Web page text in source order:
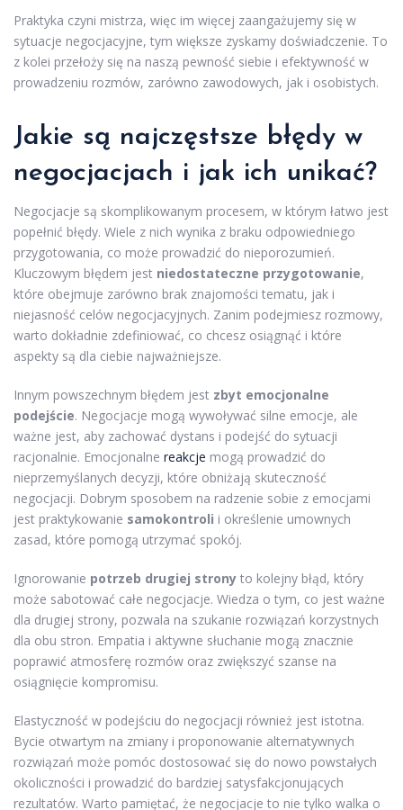
Praktyka czyni mistrza, więc im więcej zaangażujemy się w
sytuacje negocjacyjne, tym większe zyskamy doświadczenie. To
z kolei przełoży się na naszą pewność siebie i efektywność w
prowadzeniu rozmów, zarówno zawodowych, jak i osobistych.
Jakie są najczęstsze błędy w
negocjacjach i jak ich unikać?
Negocjacje są skomplikowanym procesem, w którym łatwo jest
popełnić błędy. Wiele z nich wynika z braku odpowiedniego
przygotowania, co może prowadzić do nieporozumień.
Kluczowym błędem jest niedostateczne przygotowanie,
które obejmuje zarówno brak znajomości tematu, jak i
niejasność celów negocjacyjnych. Zanim podejmiesz rozmowy,
warto dokładnie zdefiniować, co chcesz osiągnąć i które
aspekty są dla ciebie najważniejsze.
Innym powszechnym błędem jest zbyt emocjonalne
podejście. Negocjacje mogą wywoływać silne emocje, ale
ważne jest, aby zachować dystans i podejść do sytuacji
racjonalnie. Emocjonalne reakcje mogą prowadzić do
nieprzemyślanych decyzji, które obniżają skuteczność
negocjacji. Dobrym sposobem na radzenie sobie z emocjami
jest praktykowanie samokontroli i określenie umownych
zasad, które pomogą utrzymać spokój.
Ignorowanie potrzeb drugiej strony to kolejny błąd, który
może sabotować całe negocjacje. Wiedza o tym, co jest ważne
dla drugiej strony, pozwala na szukanie rozwiązań korzystnych
dla obu stron. Empatia i aktywne słuchanie mogą znacznie
poprawić atmosferę rozmów oraz zwiększyć szanse na
osiągnięcie kompromisu.
Elastyczność w podejściu do negocjacji również jest istotna.
Bycie otwartym na zmiany i proponowanie alternatywnych
rozwiązań może pomóc dostosować się do nowo powstałych
okoliczności i prowadzić do bardziej satysfakcjonujących
rezultatów. Warto pamiętać, że negocjacje to nie tylko walka o